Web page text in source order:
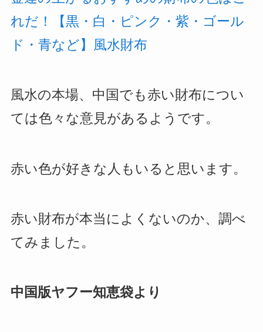
れだ！【黒・白・ピンク・紫・ゴール
ド・青など】風水財布
風水の本場、中国でも赤い財布につい
ては色々な意見があるようです。
赤い色が好きな人もいると思います。
赤い財布が本当によくないのか、調べ
てみました。
中国版ヤフー知恵袋より